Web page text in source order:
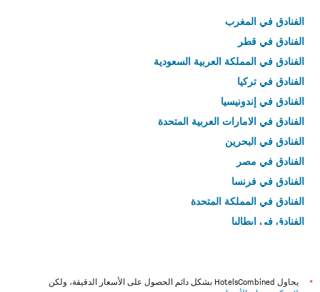
الفنادق في المغرب
الفنادق في قطر
الفنادق في المملكة العربية السعودية
الفنادق في تركيا
الفنادق في إندونيسيا
الفنادق في الامارات العربية المتحدة
الفنادق في البحرين
الفنادق في مصر
الفنادق في فرنسا
الفنادق في المملكة المتحدة
الفنادق في إيطاليا
*
يحاول HotelsCombined بشكل دائم الحصول على الأسعار الدقيقة، ولكن